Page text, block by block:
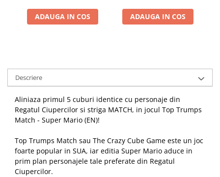
ADAUGA IN COS ADAUGA IN COS
Descriere
Aliniaza primul 5 cuburi identice cu personaje din
Regatul Ciupercilor si striga MATCH, in jocul Top Trumps
Match - Super Mario (EN)!
Top Trumps Match sau The Crazy Cube Game este un joc
foarte popular in SUA, iar editia Super Mario aduce in
prim plan personajele tale preferate din Regatul
Ciupercilor.